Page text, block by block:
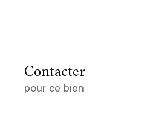
Contacter
pour ce bien